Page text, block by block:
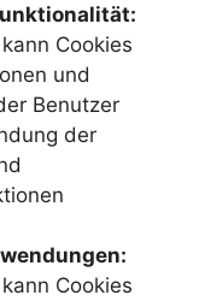
kann Cookies
und
Benutzer
der
kann Cookies